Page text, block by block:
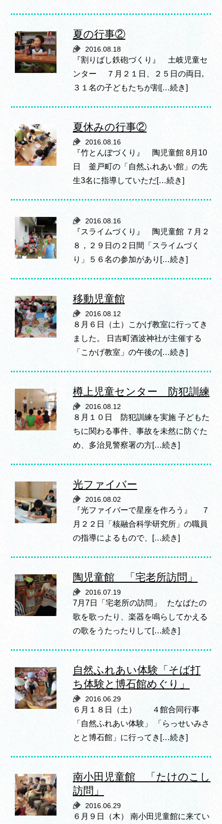
夏の行事②
2016.08.18
『割りばし鉄砲づくり』 土岐児童セ
ンター ７月２１日、２５日の両日,
３１名の子どもたちが割[…続き]
夏休みの行事②
2016.08.16
『竹とんぼづくり』 陶児童館 8月10
日 釜戸町の「自然ふれあい館」の先
生3名に指導していただ[…続き]
2016.08.16
『スライムづくり』 陶児童館 ７月２
８，２９日の２日間「スライムづく
り」５６名の参加があり[…続き]
移動児童館
2016.08.12
８月６日（土）こかげ教室に行ってき
ました。 日吉町酒波神社が主催する
「こかげ教室」の午後の[…続き]
樽上児童センター 防犯訓練
2016.08.12
８月１０日 防犯訓練を実施 子どもた
ちに関わる事件、事故を未然に防ぐた
め、多治見警察署の方[…続き]
光ファイバー
2016.08.02
『光ファイバーで星座を作ろう』 ７
月２２日「核融合科学研究所」の職員
の指導によるもので、[…続き]
陶児童館 「宅老所訪問」
2016.07.19
7月7日「宅老所の訪問」 たなばたの
歌を歌ったり、楽器を鳴らしてかえる
の歌をうたったりして[…続き]
自然ふれあい体験「そば打
ち体験と博石館めぐり」
2016.06.29
６月１８日（土） ４館合同行事
「自然ふれあい体験」 「らっせいみさ
とと博石館」に行ってき[…続き]
南小田児童館 「たけのこし
訪問」
2016.06.29
６月９日（木） 南小田児童館に来てい